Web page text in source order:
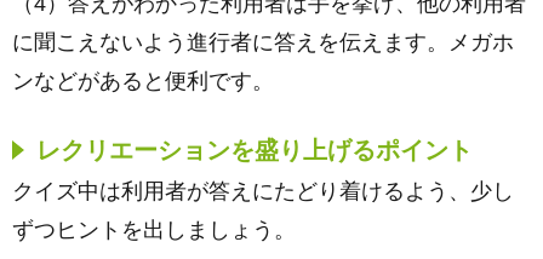
に聞こえないよう進行者に答えを伝えます。メガホ
ンなどがあると便利です。
レクリエーションを盛り上げるポイント
クイズ中は利用者が答えにたどり着けるよう、少し
ずつヒントを出しましょう。